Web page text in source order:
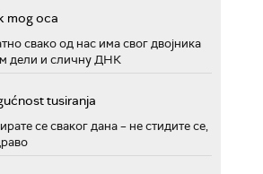
mog oca
свако од нас има свог двојника
дели и сличну ДНК
tusiranja
се сваког дана – не стидите се,